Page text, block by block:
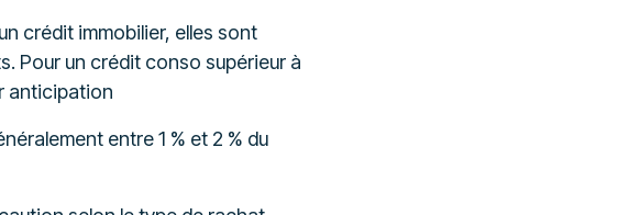
crédit immobilier, elles sont
Pour un crédit conso supérieur à
anticipation
entre 1 % et 2 % du